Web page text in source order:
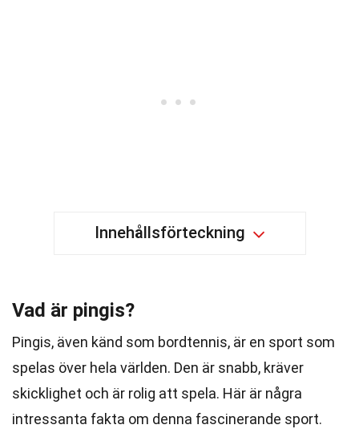
Innehållsförteckning
Vad är pingis?
Pingis, även känd som bordtennis, är en sport som
spelas över hela världen. Den är snabb, kräver
skicklighet och är rolig att spela. Här är några
intressanta fakta om denna fascinerande sport.